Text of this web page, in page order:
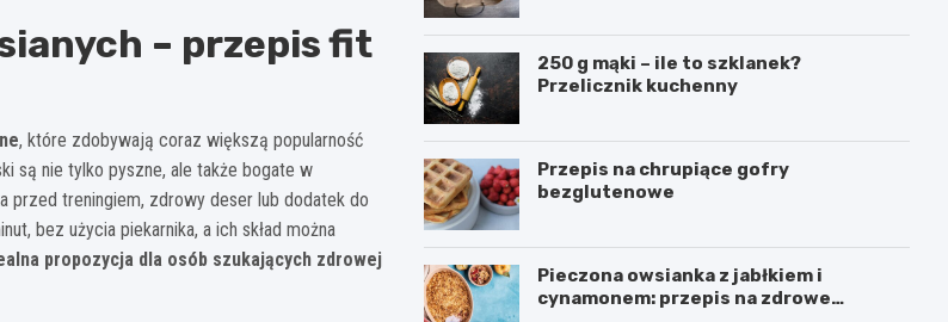
– przepis fit
, które zdobywają coraz większą popularność
są nie tylko pyszne, ale także bogate w
przed treningiem, zdrowy deser lub dodatek do
bez użycia piekarnika, a ich skład można
propozycja dla osób szukających zdrowej
250 g mąki – ile to szklanek?
Przelicznik kuchenny
Przepis na chrupiące gofry
bezglutenowe
Pieczona owsianka z jabłkiem i
cynamonem: przepis na zdrowe